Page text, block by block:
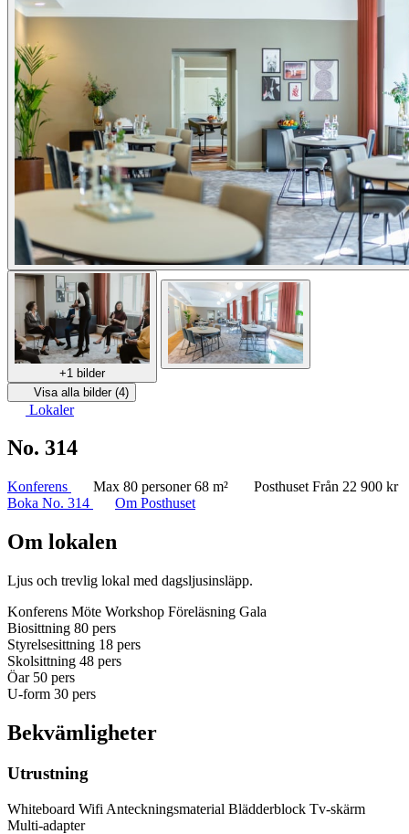
+1 bilder
Visa alla bilder (4)
Lokaler
No. 314
Konferens Max 80 personer68 m² Posthuset Från 22 900 kr
Boka No. 314
Om Posthuset
Om lokalen
Ljus och trevlig lokal med dagsljusinsläpp.
Konferens Möte Workshop Föreläsning Gala
Biosittning 80 pers
Styrelsesittning 18 pers
Skolsittning 48 pers
Öar 50 pers
U-form 30 pers
Bekvämligheter
Utrustning
Whiteboard Wifi Anteckningsmaterial Blädderblock Tv-skärm
Multi-adapter